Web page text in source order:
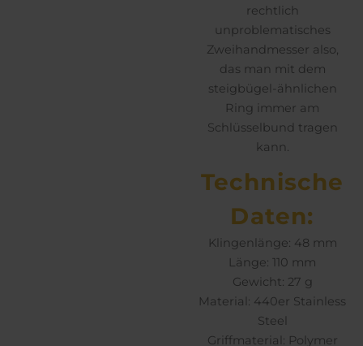
rechtlich
unproblematisches
Zweihandmesser also,
das man mit dem
steigbügel-ähnlichen
Ring immer am
Schlüsselbund tragen
kann.
Technische
Daten:
Klingenlänge: 48 mm
Länge: 110 mm
Gewicht: 27 g
Material: 440er Stainless
Steel
Griffmaterial: Polymer